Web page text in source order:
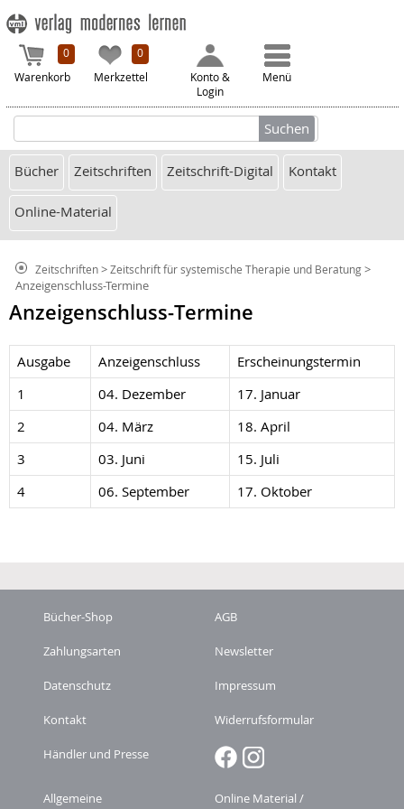
0
Warenkorb
0
Merkzettel
Konto &
Login
Menü
Bücher Zeitschriften Zeitschrift-Digital Kontakt
Online-Material
Zeitschriften> Zeitschrift für systemische Therapie und Beratung>
Anzeigenschluss-Termine
Anzeigenschluss-Termine
Ausgabe Anzeigenschluss
Erscheinungstermin
1
04. Dezember
17. Januar
2
04. März
18. April
3
03. Juni
15. Juli
4
06. September 17. Oktober
Bücher-Shop AGB
Zahlungsarten Newsletter
Datenschutz Impressum
Kontakt Widerrufsformular
Händler und Presse
Allgemeine
Online Material /